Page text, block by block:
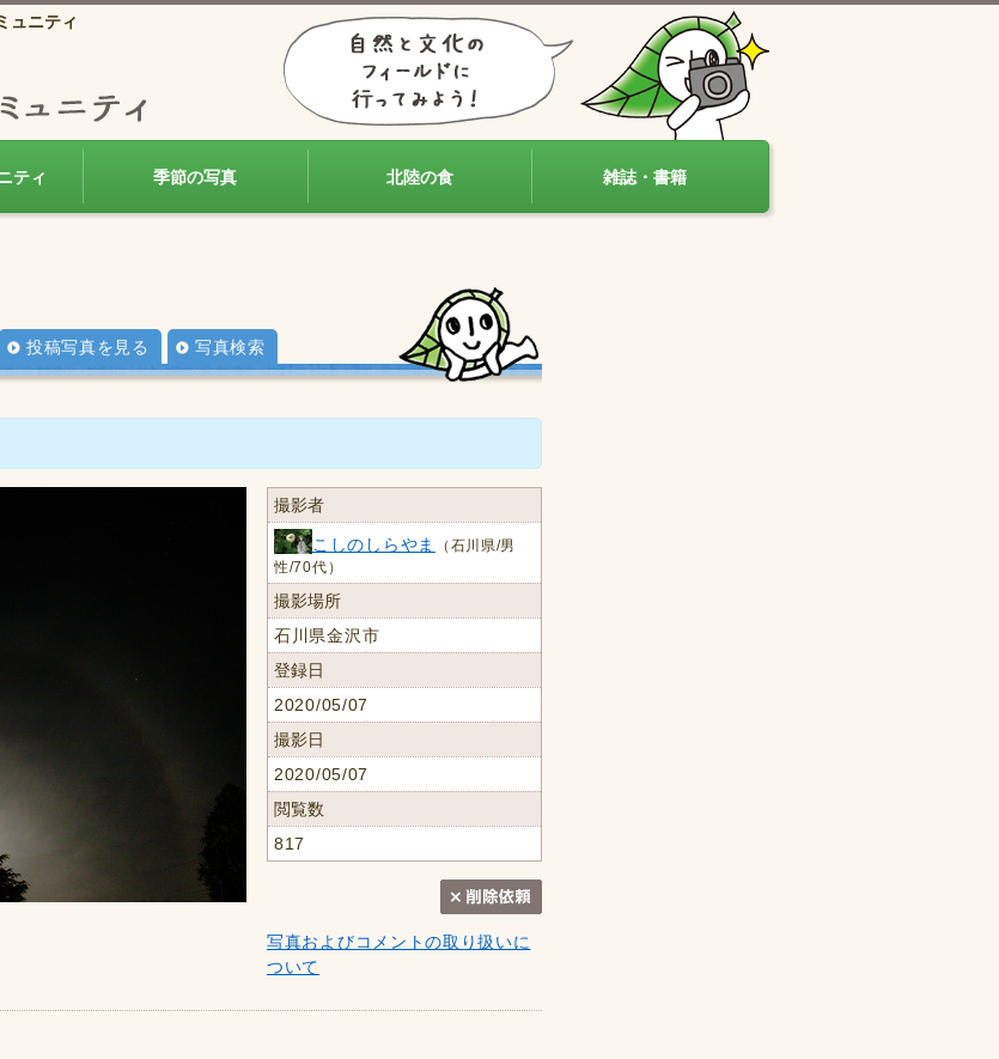
ュニティ
ティ 季節の写真 北陸の食 雑誌・書籍
投稿写真を見る 写真検索
撮影者
こしのしらやま
（石川県/男
性/70代）
撮影場所
石川県金沢市
登録日
2020/05/07
撮影日
2020/05/07
閲覧数
817
写真およびコメントの取り扱いに
ついて